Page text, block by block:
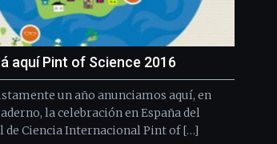
aquí Pint of Science 2016
un año anunciamos aquí, en
la celebración en España del
de Ciencia Internacional Pint of […]